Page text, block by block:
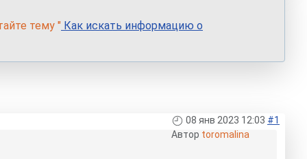
тему " Как искать информацию о
08 янв 2023 12:03 #1
Автор toromalina